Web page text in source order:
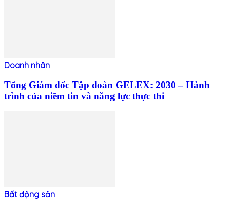
Doanh nhân
Tổng Giám đốc Tập đoàn GELEX: 2030 – Hành
trình của niềm tin và năng lực thực thi
Bất động sản